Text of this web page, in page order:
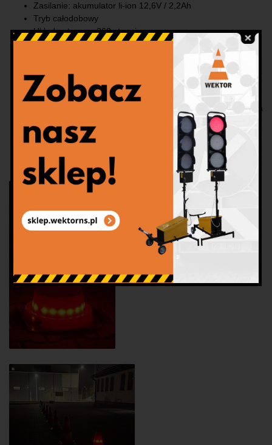
Zasilanie: akumulator li-ion 12,6V / 2,2Ah
Tryb całodobowy
Układ optyczny: 360 stopni
Kolor światła: pomarańczowy
Czas ciągłej pracy to 7 dni!
Gwarancja: 24 mc
Łatwość magazynowania: pachołki można układać jeden na
Waga: 2,5 kg
Produkt POLSKI